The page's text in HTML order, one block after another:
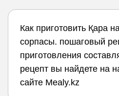
Как приготовить Қара
сорпасы. пошаговый
приготовления
рецепт вы найдете на
сайте Mealy.kz